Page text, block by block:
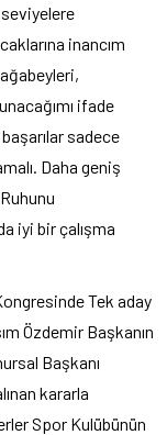
inancım
ifade
sadece
Daha geniş
iyi bir çalışma
Tek aday
Özdemir Başkanın
Başkanı
kararla
Spor Kulübünün